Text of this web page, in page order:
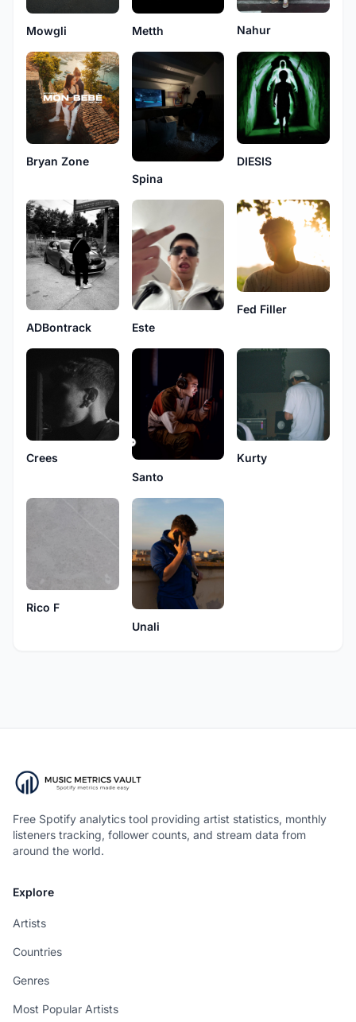
Mowgli Metth Nahur
Bryan Zone
Spina
DIESIS
ADBontrack Este
Fed Filler
Crees
Santo
Kurty
Rico F
Unali
Free Spotify analytics tool providing artist statistics, monthly
listeners tracking, follower counts, and stream data from
around the world.
Explore
Artists
Countries
Genres
Most Popular Artists